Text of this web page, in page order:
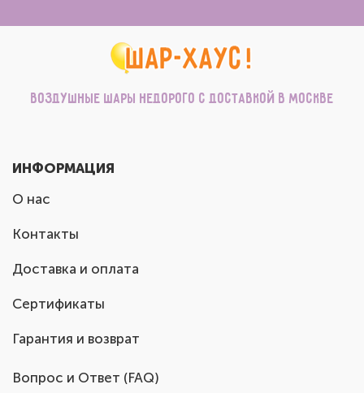
Воздушные шары недорого с доставкой в Москве
ИНФОРМАЦИЯ
О нас
Контакты
Доставка и оплата
Сертификаты
Гарантия и возврат
Вопрос и Ответ (FAQ)